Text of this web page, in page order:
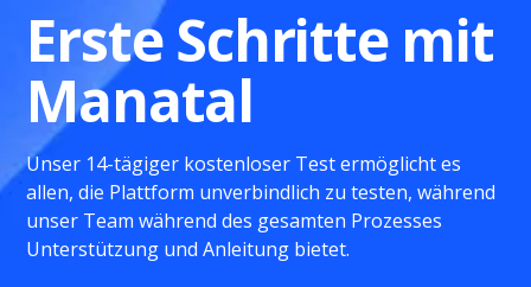
Erste Schritte mit
Manatal
Unser 14-tägiger kostenloser Test ermöglicht es
allen, die Plattform unverbindlich zu testen, während
unser Team während des gesamten Prozesses
Unterstützung und Anleitung bietet.